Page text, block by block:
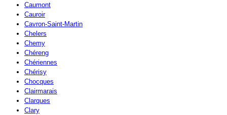
Caumont
Cauroir
Cavron-Saint-Martin
Chelers
Chemy
Chéreng
Chériennes
Chérisy
Chocques
Clairmarais
Clarques
Clary